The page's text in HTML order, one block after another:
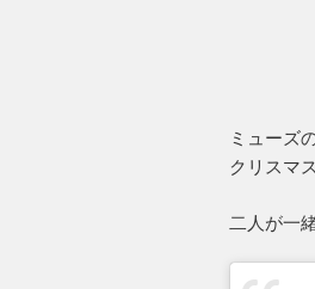
ミューズ
クリスマ
二人が一